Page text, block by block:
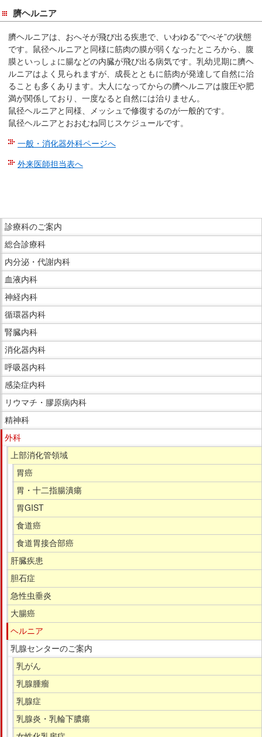
臍ヘルニア
臍ヘルニアは、おへそが飛び出る疾患で、いわゆる”でべそ”の状態
です。鼠径ヘルニアと同様に筋肉の膜が弱くなったところから、腹
膜といっしょに腸などの内臓が飛び出る病気です。乳幼児期に臍ヘ
ルニアはよく見られますが、成長とともに筋肉が発達して自然に治
ることも多くあります。大人になってからの臍ヘルニアは腹圧や肥
満が関係しており、一度なると自然には治りません。
鼠径ヘルニアと同様、メッシュで修復するのが一般的です。
鼠径ヘルニアとおおむね同じスケジュールです。
一般・消化器外科ページへ
外来医師担当表へ
で
本
文
で
す。
こ
こ
か
ら
サ
イ
ド
メ
ニ
ュ
ー
で
す。
診療科のご案内
総合診療科
内分泌・代謝内科
血液内科
神経内科
循環器内科
腎臓内科
消化器内科
呼吸器内科
感染症内科
リウマチ・膠原病内科
精神科
外科
上部消化管領域
胃癌
胃・十二指腸潰瘍
胃GIST
食道癌
食道胃接合部癌
肝臓疾患
胆石症
急性虫垂炎
大腸癌
ヘルニア
乳腺センターのご案内
乳がん
乳腺腫瘤
乳腺症
乳腺炎・乳輪下膿瘍